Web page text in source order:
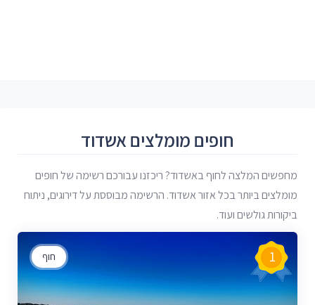
חופים מומלצים אשדוד
מחפשים המלצה לחוף באשדוד? ריכזנו עבורכם רשימה של חופים
מומלצים ביותר בכל אזור אשדוד. הרשימה מבוססת על דירוגים, ניתוח
ביקורות גולשים ועוד.
חוף 1